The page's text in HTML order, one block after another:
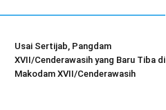
Usai Sertijab, Pangdam
XVII/Cenderawasih yang Baru Tiba di
Makodam XVII/Cenderawasih